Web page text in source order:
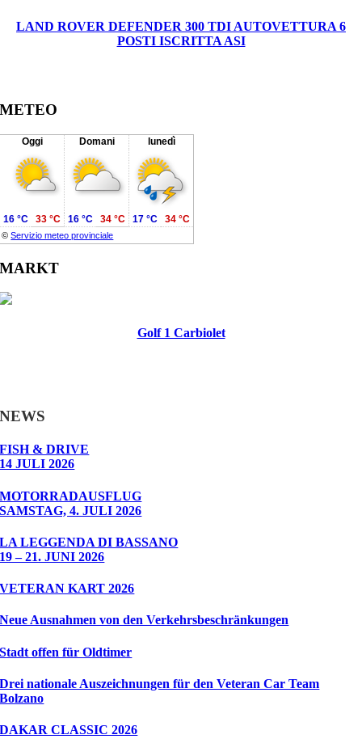
LAND ROVER DEFENDER 300 TDI AUTOVETTURA 6
POSTI ISCRITTA ASI
METEO
Oggi Domani lunedì
©Servizio meteo provinciale
16 °C 33 °C 16 °C 34 °C 17 °C 34 °C
MARKT
Golf 1 Carbiolet
NEWS
FISH & DRIVE
14 JULI 2026
MOTORRADAUSFLUG
SAMSTAG, 4. JULI 2026
LA LEGGENDA DI BASSANO
19 – 21. JUNI 2026
VETERAN KART 2026
Neue Ausnahmen von den Verkehrsbeschränkungen
Stadt offen für Oldtimer
Drei nationale Auszeichnungen für den Veteran Car Team
Bolzano
DAKAR CLASSIC 2026